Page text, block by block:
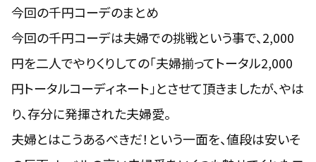
今回の千円コーデのまとめ
今回の千円コーデは夫婦での挑戦という事で、2,000
円を二人でやりくりしての「夫婦揃ってトータル2,000
円トータルコーディネート 」とさせて頂きましたが、やは
り、存分に発揮された夫婦愛。
夫婦とはこうあるべきだ！という一面を、値段は安いそ